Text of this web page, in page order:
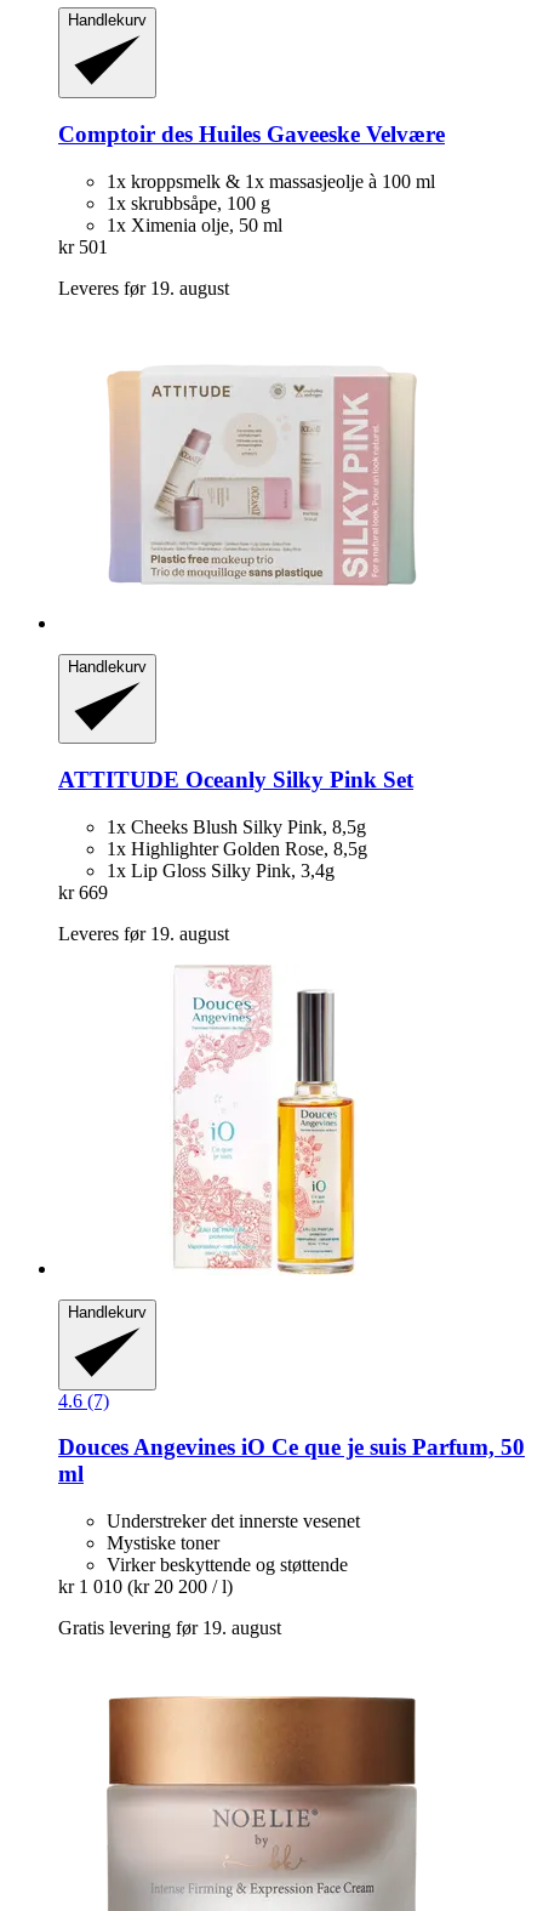
Handlekurv
Comptoir des Huiles Gaveeske Velvære
1x kroppsmelk & 1x massasjeolje à 100 ml
1x skrubbsåpe, 100 g
1x Ximenia olje, 50 ml
kr 501
Leveres før 19. august
Handlekurv
ATTITUDE Oceanly Silky Pink Set
1x Cheeks Blush Silky Pink, 8,5g
1x Highlighter Golden Rose, 8,5g
1x Lip Gloss Silky Pink, 3,4g
kr 669
Leveres før 19. august
Handlekurv
4.6 (7)
Douces Angevines iO Ce que je suis Parfum, 50
ml
Understreker det innerste vesenet
Mystiske toner
Virker beskyttende og støttende
kr 1 010 (kr 20 200 / l)
Gratis levering før 19. august